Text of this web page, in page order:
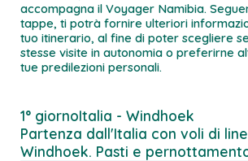
accompagna il Voyager Namibia.
tappe, ti potrà fornire ulteriori
tuo itinerario, al fine di poter scegliere
stesse visite in autonomia o preferirne
tue predilezioni personali.
1° giornoItalia - Windhoek
Partenza dall'Italia con voli di
Windhoek. Pasti e